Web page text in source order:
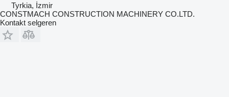
Tyrkia, İzmir
CONSTMACH CONSTRUCTION MACHINERY CO.LTD.
Kontakt selgeren